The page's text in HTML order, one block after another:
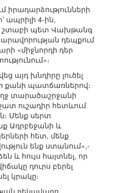
ապրիլի 4-ին,
շտաբի պետ Վախթանգ
դեպքում
«միջնորդի դեր
այդ խնդիրը լուծել
քանի պատճառներով։
տարածաշրջանի
ուշադիր հետևում
Մենք սերտ
Ադրբեջանի և
հետ, մենք
ենք ստանում»,-
և հույս հայտնել, որ
դուրս բերել
կրակը։